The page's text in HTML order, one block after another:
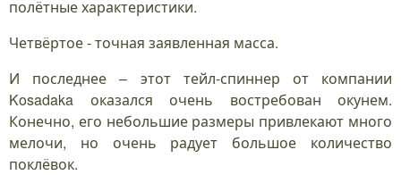
полётные характеристики.
Четвёртое - точная заявленная масса.
И последнее – этот тейл-спиннер от компании
Kosadaka оказался очень востребован окунем.
Конечно, его небольшие размеры привлекают много
мелочи, но очень радует большое количество
поклёвок.